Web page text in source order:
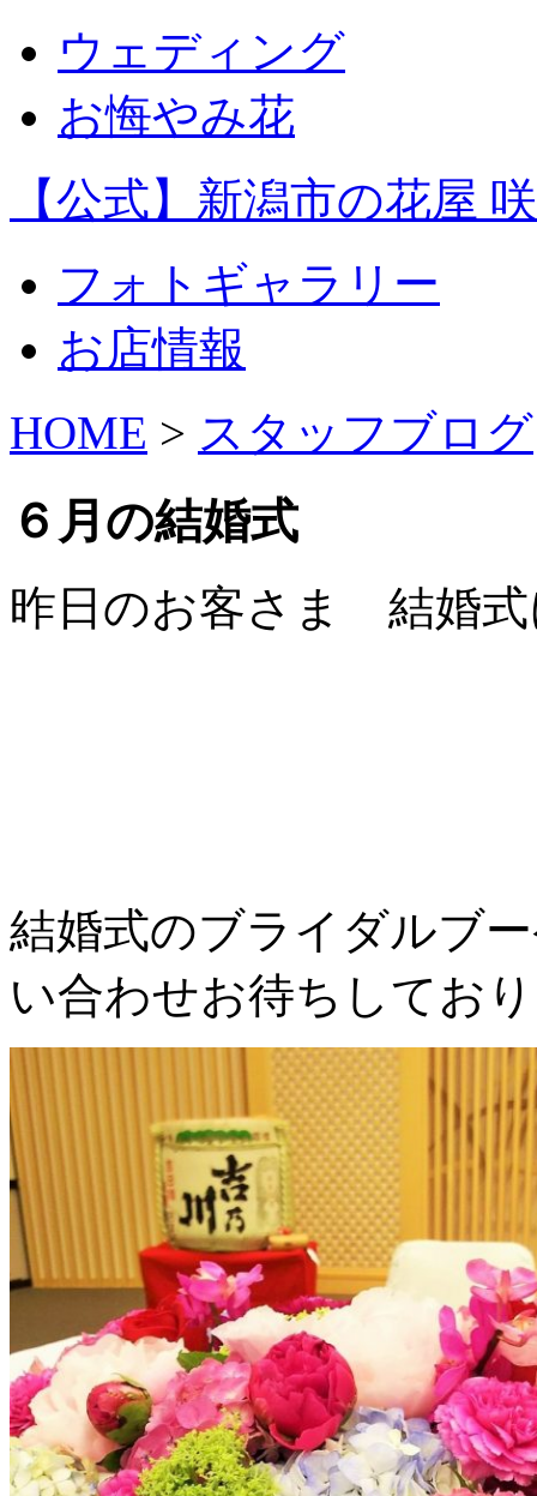
ウェディング
お悔やみ花
【公式】新潟市の花屋
フォトギャラリー
お店情報
HOME > スタッフブログ
６月の結婚式
昨日のお客さま 結婚式
結婚式のブライダルブ
い合わせお待ちしてお